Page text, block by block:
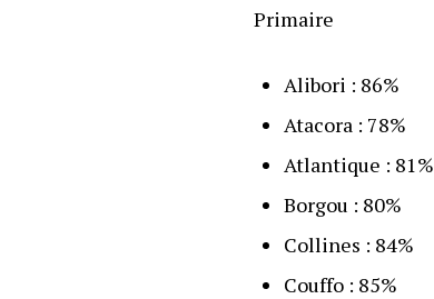
Primaire
Alibori : 86%
Atacora : 78%
Atlantique : 81%
Borgou : 80%
Collines : 84%
Couffo : 85%